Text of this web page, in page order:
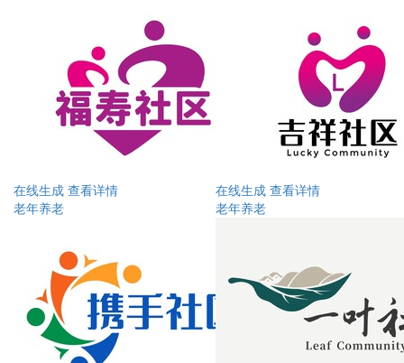
在线生成 查看详情
老年养老
在线生成 查看详情
老年养老